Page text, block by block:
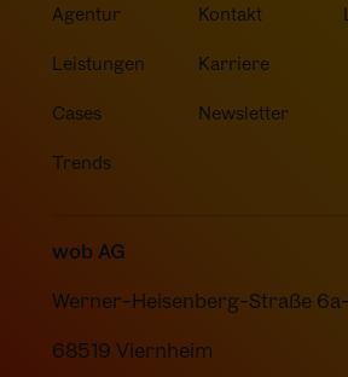
Agentur
Leistungen
Cases
Trends
Kontakt
Karriere
Newsletter
wob AG
Werner-Heisenberg-Straße
68519 Viernheim